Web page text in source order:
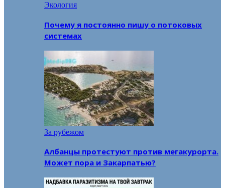
Экология
Почему я постоянно пишу о потоковых
системах
За рубежом
Албанцы протестуют против мегакурорта.
Может пора и Закарпатью?